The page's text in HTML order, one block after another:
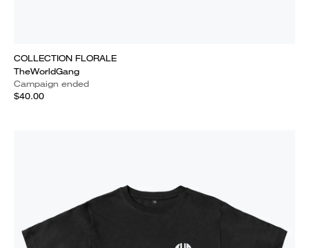
COLLECTION FLORALE
TheWorldGang
Campaign ended
$40.00